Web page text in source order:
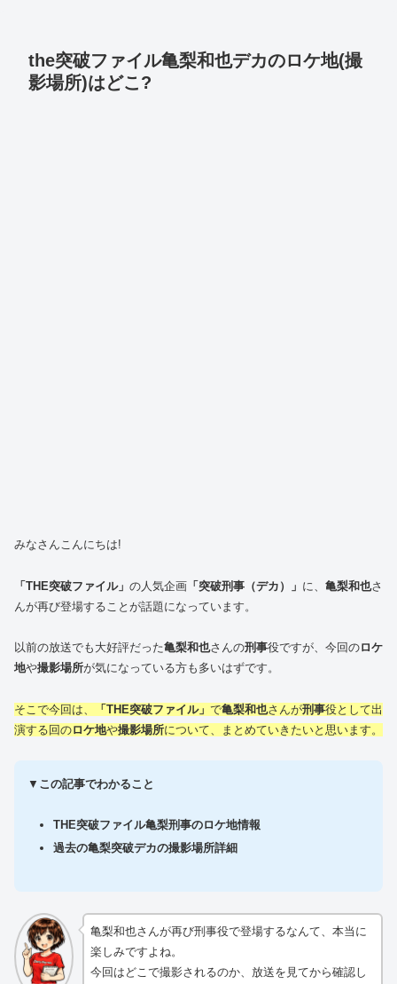
the突破ファイル亀梨和也デカのロケ地(撮
影場所)はどこ?
みなさんこんにちは!
「THE突破ファイル」 の人気企画 「突破刑事（デカ）」 に、 亀梨和也さ
んが再び登場することが話題になっています。
以前の放送でも大好評だった亀梨和也さんの刑事役ですが、今回のロケ
地や撮影場所が気になっている方も多いはずです。
そこで今回は、 「THE突破ファイル」 で亀梨和也さんが刑事役として出
演する回のロケ地や撮影場所について、まとめていきたいと思います。
▼ この記事でわかること
THE突破ファイル亀梨刑事のロケ地情報
過去の亀梨突破デカの撮影場所詳細
亀梨和也さんが再び刑事役で登場するなんて、本当に
楽しみですよね。
今回はどこで撮影されるのか、放送を見てから確認し